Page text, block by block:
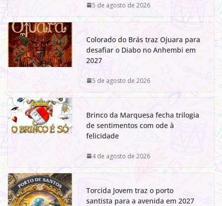
5 de agosto de 2026
Colorado do Brás traz Ojuara para
desafiar o Diabo no Anhembi em
2027
5 de agosto de 2026
Brinco da Marquesa fecha trilogia
de sentimentos com ode à
felicidade
4 de agosto de 2026
Torcida Jovem traz o porto
santista para a avenida em 2027